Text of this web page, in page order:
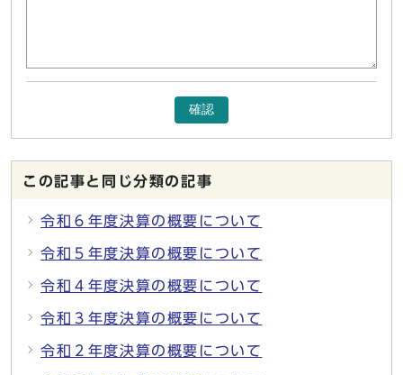
確認
この記事と同じ分類の記事
令和６年度決算の概要について
令和５年度決算の概要について
令和４年度決算の概要について
令和３年度決算の概要について
令和２年度決算の概要について